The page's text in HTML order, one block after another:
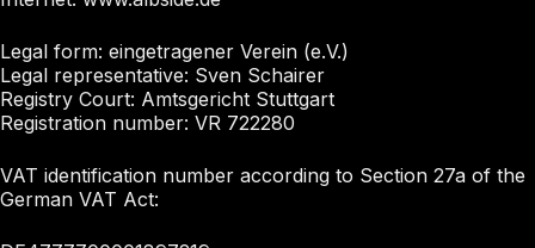
Legal form: eingetragener Verein (e.V.)
Legal representative: Sven Schairer
Registry Court: Amtsgericht Stuttgart
Registration number: VR 722280
VAT identification number according to Section 27a of the
German VAT Act: